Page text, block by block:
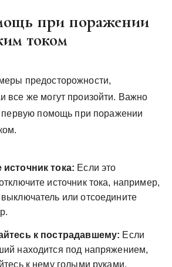
при поражении
током
предосторожности,
все же могут произойти. Важно
первую помощь при поражении
тока: Если это
источник тока, например,
или отсоедините
к пострадавшему: Если
находится под напряжением,
к нему голыми руками.